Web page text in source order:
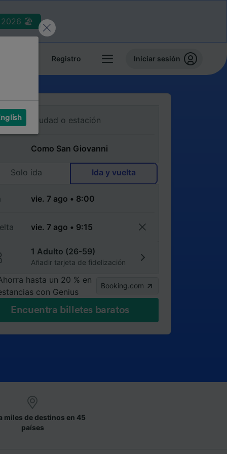
2026 🏖️
Registro Iniciar sesión
Solo ida Ida y vuelta
1 Adulto (26-59)
Añadir tarjeta de fidelización
hasta un 20 % en
con Genius
Booking.com
Encuentra billetes baratos
miles de destinos en 45
países